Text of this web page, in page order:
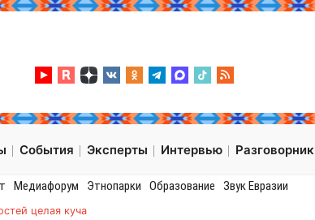
События Эксперты Интервью Разговорник
Медиафорум Этнопарки Образование Звук Евразии
целая куча